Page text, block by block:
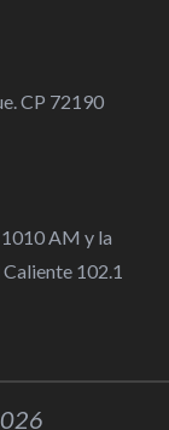
CP 72190
AM y la
102.1